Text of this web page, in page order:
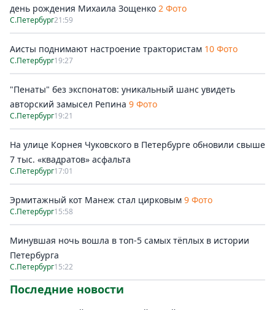
день рождения Михаила Зощенко 2 Фото
С.Петербург21:59
Аисты поднимают настроение трактористам 10 Фото
С.Петербург19:27
"Пенаты" без экспонатов: уникальный шанс увидеть
авторский замысел Репина 9 Фото
С.Петербург19:21
На улице Корнея Чуковского в Петербурге обновили свыше
7 тыс. «квадратов» асфальта
С.Петербург17:01
Эрмитажный кот Манеж стал цирковым 9 Фото
С.Петербург15:58
Минувшая ночь вошла в топ-5 самых тёплых в истории
Петербурга
С.Петербург15:22
Последние новости